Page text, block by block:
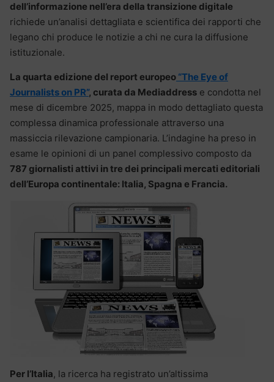
dell’informazione nell’era della transizione digitale
richiede un’analisi dettagliata e scientifica dei rapporti che
legano chi produce le notizie a chi ne cura la diffusione
istituzionale.
La quarta edizione del report europeo “The Eye of
Journalists on PR”, curata da Mediaddress e condotta nel
mese di dicembre 2025, mappa in modo dettagliato questa
complessa dinamica professionale attraverso una
massiccia rilevazione campionaria. L’indagine ha preso in
esame le opinioni di un panel complessivo composto da
787 giornalisti attivi in tre dei principali mercati editoriali
dell’Europa continentale: Italia, Spagna e Francia.
Per l’Italia, la ricerca ha registrato un’altissima